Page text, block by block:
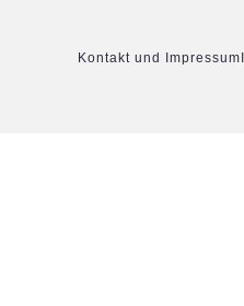
Kontakt und Impressum